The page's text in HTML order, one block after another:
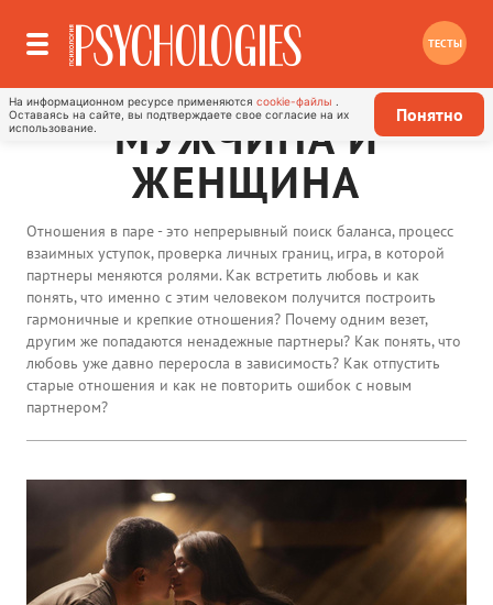
ТЕСТЫ
На информационном ресурсе применяются cookie-файлы
Оставаясь на сайте, вы подтверждаете свое согласие на их
использование.
Понятно
МУЖЧИНА И
ЖЕНЩИНА
Отношения в паре - это непрерывный поиск баланса, процесс
взаимных уступок, проверка личных границ, игра, в которой
партнеры меняются ролями. Как встретить любовь и как
понять, что именно с этим человеком получится построить
гармоничные и крепкие отношения? Почему одним везет,
другим же попадаются ненадежные партнеры? Как понять, что
любовь уже давно переросла в зависимость? Как отпустить
старые отношения и как не повторить ошибок с новым
партнером?